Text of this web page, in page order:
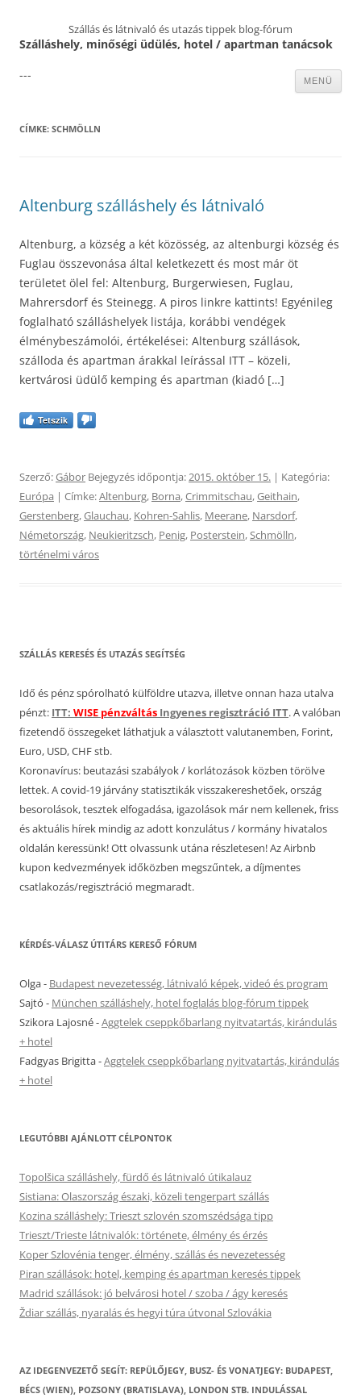
Szállás és látnivaló és utazás tippek blog-fórum
Szálláshely, minőségi üdülés, hotel / apartman tanácsok
MENÜ
---
CÍMKE: SCHMÖLLN
Altenburg szálláshely és látnivaló
Altenburg, a község a két közösség, az altenburgi község és
Fuglau összevonása által keletkezett és most már öt
területet ölel fel: Altenburg, Burgerwiesen, Fuglau,
Mahrersdorf és Steinegg. A piros linkre kattints! Egyénileg
foglalható szálláshelyek listája, korábbi vendégek
élménybeszámolói, értékelései: Altenburg szállások,
szálloda és apartman árakkal leírással ITT – közeli,
kertvárosi üdülő kemping és apartman (kiadó […]
Tetszik
Szerző:Gábor Bejegyzés időpontja:2015. október 15. | Kategória:
Európa | Címke:Altenburg, Borna,Crimmitschau,Geithain,
Gerstenberg,Glauchau, Kohren-Sahlis, Meerane, Narsdorf,
Németország, Neukieritzsch, Penig, Posterstein,Schmölln,
történelmi város
SZÁLLÁS KERESÉS ÉS UTAZÁS SEGÍTSÉG
Idő és pénz spórolható külföldre utazva, illetve onnan haza utalva
pénzt: ITT: WISE pénzváltás Ingyenes regisztráció ITT. A valóban
fizetendő összegeket láthatjuk a választott valutanemben, Forint,
Euro, USD, CHF stb.
Koronavírus: beutazási szabályok / korlátozások közben törölve
lettek. A covid-19 járvány statisztikák visszakereshetőek, ország
besorolások, tesztek elfogadása, igazolások már nem kellenek, friss
és aktuális hírek mindig az adott konzulátus / kormány hivatalos
oldalán keressünk! Ott olvassunk utána részletesen! Az Airbnb
kupon kedvezmények időközben megszűntek, a díjmentes
csatlakozás/regisztráció megmaradt.
KÉRDÉS-VÁLASZ ÚTITÁRS KERESŐ FÓRUM
Olga- Budapest nevezetesség, látnivaló képek, videó és program
Sajtó - München szálláshely, hotel foglalás blog-fórum tippek
Szikora Lajosné-Aggtelek cseppkőbarlang nyitvatartás, kirándulás
+ hotel
Fadgyas Brigitta-Aggtelek cseppkőbarlang nyitvatartás, kirándulás
+ hotel
LEGUTÓBBI AJÁNLOTT CÉLPONTOK
Topolšica szálláshely, fürdő és látnivaló útikalauz
Sistiana: Olaszország északi, közeli tengerpart szállás
Kozina szálláshely: Trieszt szlovén szomszédsága tipp
Trieszt/Trieste látnivalók: története, élmény és érzés
Koper Szlovénia tenger, élmény, szállás és nevezetesség
Piran szállások: hotel, kemping és apartman keresés tippek
Madrid szállások: jó belvárosi hotel / szoba / ágy keresés
Ždiar szállás, nyaralás és hegyi túra útvonal Szlovákia
AZ IDEGENVEZETŐ SEGÍT: REPÜLŐJEGY, BUSZ- ÉS VONATJEGY: BUDAPEST,
BÉCS (WIEN), POZSONY (BRATISLAVA), LONDON STB. INDULÁSSAL